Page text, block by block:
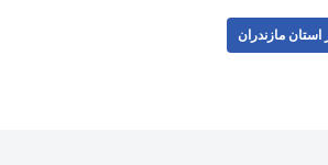
مازندران